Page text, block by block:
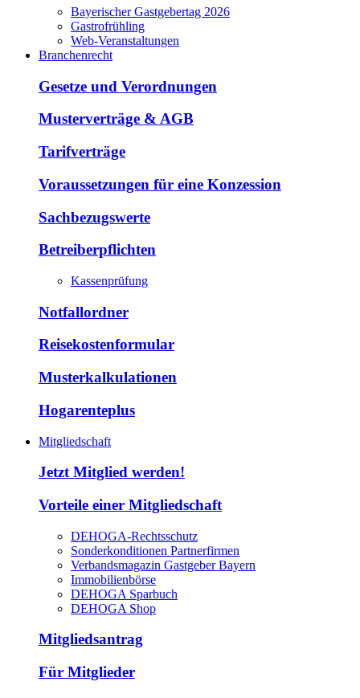
Bayerischer Gastgebertag 2026
Gastrofrühling
Web-Veranstaltungen
Branchenrecht
Gesetze und Verordnungen
Musterverträge & AGB
Tarifverträge
Voraussetzungen für eine Konzession
Sachbezugswerte
Betreiberpflichten
Kassenprüfung
Notfallordner
Reisekostenformular
Musterkalkulationen
Hogarenteplus
Mitgliedschaft
Jetzt Mitglied werden!
Vorteile einer Mitgliedschaft
DEHOGA-Rechtsschutz
Sonderkonditionen Partnerfirmen
Verbandsmagazin Gastgeber Bayern
Immobilienbörse
DEHOGA Sparbuch
DEHOGA Shop
Mitgliedsantrag
Für Mitglieder